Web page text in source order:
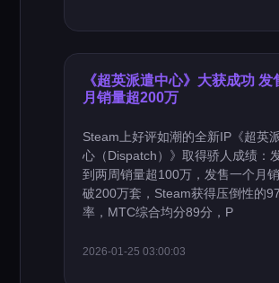
《超英派遣中心》大获成功 发
月销量超200万
Steam上好评如潮的全新IP《超英
心（Dispatch）》取得骄人成绩：
到两周销量超100万，发售一个月
破200万套，Steam获得压倒性的
率，MTC综合均分89分，P
2026-01-25 03:00:03